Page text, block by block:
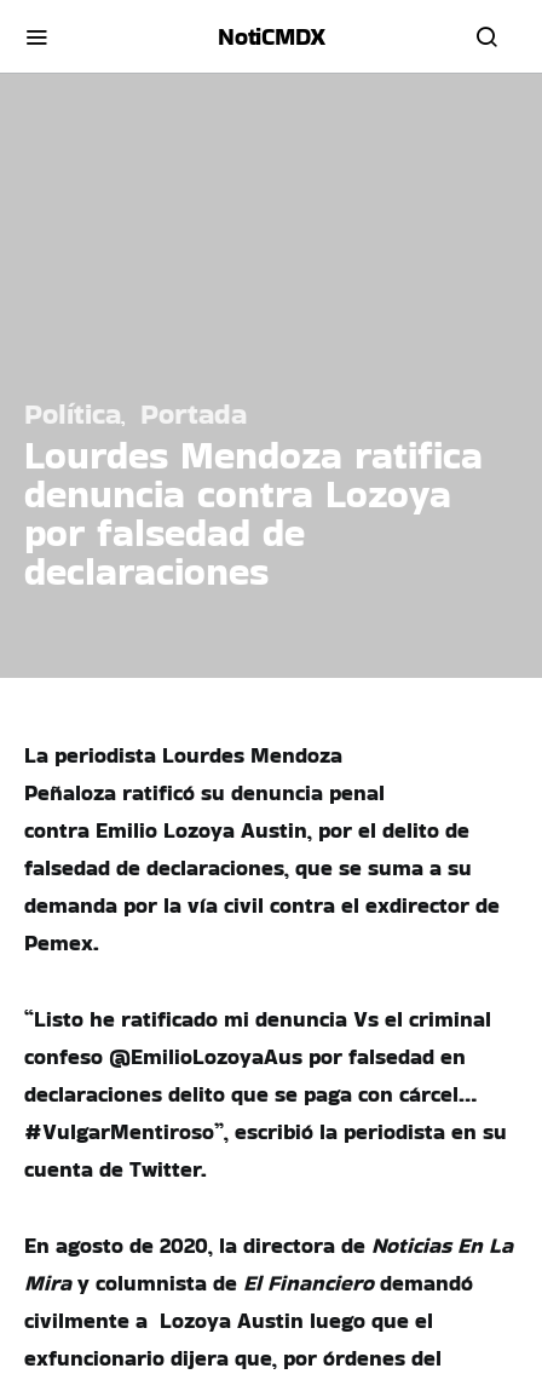
NotiCMDX
Política Portada
Lourdes Mendoza ratifica
denuncia contra Lozoya
por falsedad de
declaraciones
La periodista Lourdes Mendoza
Peñaloza ratificó su denuncia penal
contra Emilio Lozoya Austin, por el delito de
falsedad de declaraciones, que se suma a su
demanda por la vía civil contra el exdirector de
Pemex.
“Listo he ratificado mi denuncia Vs el criminal
confeso @EmilioLozoyaAus por falsedad en
declaraciones delito que se paga con cárcel…
#VulgarMentiroso”, escribió la periodista en su
cuenta de Twitter.
En agosto de 2020, la directora de Noticias En La
Miray columnista de El Financierodemandó
civilmente a Lozoya Austin luego que el
exfuncionario dijera que, por órdenes del